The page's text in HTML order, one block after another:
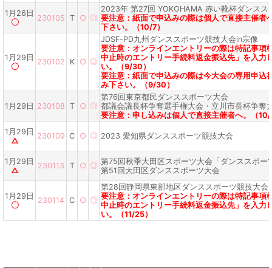
1月26日
〇
230105 T ○ ◎
2023年 第27回 YOKOHAMA 赤い靴杯ダンスス
要注意：紙面で申込みの際は個人で直接主催者
下さい。（10/7）
1月29日
〇
230102 K ○ ◎
JDSF-PD九州ダンススポーツ競技大会in宗像
要注意：オンラインエントリーの際は特記事項
中止時のエントリー手続料返金振込先」を入力
い。（9/30）
要注意：紙面で申込みの際は今大会の専用申込
み下さい。（9/30）
1月29日 230108 T ○ ◎
第76回東京都民ダンススポーツ大会
都議会議長杯争奪選手権大会・立川市長杯争奪
要注意：申し込みは個人で直接主催者へ。（
1月29日
△
230109 C ○ ◎ 2023 愛知県ダンススポーツ競技大会
1月29日
△
230113 T ○ ◎ 第75回秋季大田区スポーツ大会「ダンススポー
第51回大田区ダンススポーツ大会
1月29日
〇
230114 C ○ ◎
第28回静岡県東部地区ダンススポーツ競技大会
要注意：オンラインエントリーの際は特記事項
中止時のエントリー手続料返金振込先」を入力
い。（11/25）